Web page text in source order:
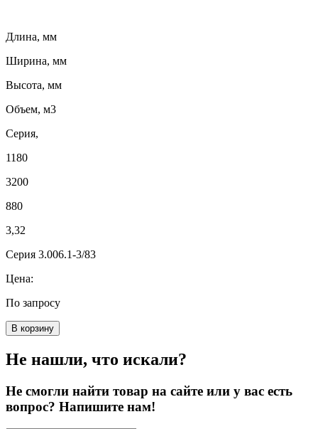
Длина, мм
Ширина, мм
Высота, мм
Объем, м3
Серия,
1180
3200
880
3,32
Серия 3.006.1-3/83
Цена:
По запросу
В корзину
Не нашли, что искали?
Не смогли найти товар на сайте или у вас есть
вопрос? Напишите нам!